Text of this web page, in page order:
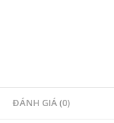
ĐÁNH GIÁ (0)